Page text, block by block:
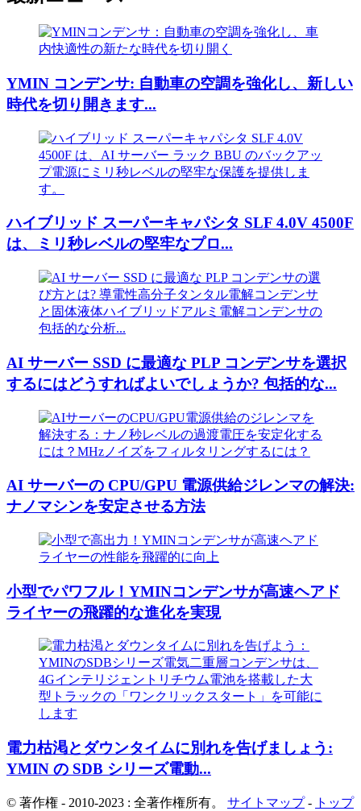
YMIN コンデンサ: 自動車の空調を強化し、新しい
時代を切り開きます...
ハイブリッド スーパーキャパシタ SLF 4.0V 4500F
は、ミリ秒レベルの堅牢なプロ...
AI サーバー SSD に最適な PLP コンデンサを選択
するにはどうすればよいでしょうか? 包括的な...
AI サーバーの CPU/GPU 電源供給ジレンマの解決:
ナノマシンを安定させる方法
小型でパワフル！YMINコンデンサが高速ヘアド
ライヤーの飛躍的な進化を実現
電力枯渇とダウンタイムに別れを告げましょう:
YMIN の SDB シリーズ電動...
© 著作権 - 2010-2023 : 全著作権所有。 サイトマップ- トップ